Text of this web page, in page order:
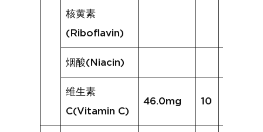
核黄素
(Riboflavin)
烟酸(Niacin)
维生素
C(Vitamin C)
46.0mg 10